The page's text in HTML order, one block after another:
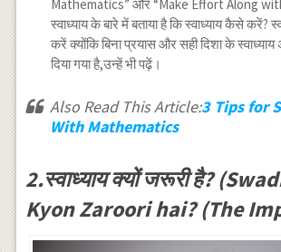
Mathematics” और “Make Effort Along
स्वाध्याय के बारे में बताया है कि स्वाध्याय कैसे करें?
करें क्योंकि बिना प्रयास और सही दिशा के
दिया गया है,उन्हें भी पढ़ें।
Also Read This Article:3 Tips for
With Mathematics
2.स्वाध्याय क्यों जरूरी है?
Kyon Zaroori hai? (The